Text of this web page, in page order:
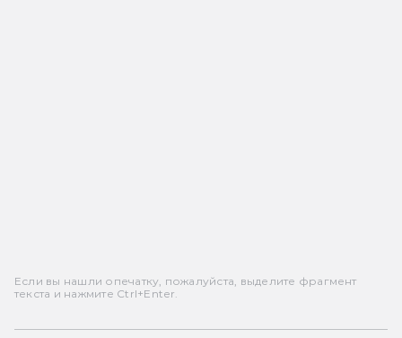
Если вы нашли опечатку, пожалуйста, выделите фрагмент
текста и нажмите Ctrl+Enter.